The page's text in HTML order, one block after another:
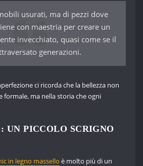
usurati, ma di pezzi dove
con maestria per creare un
invecchiato, quasi come se il
generazioni.
ci ricorda che la bellezza non
formale, ma nella storia che ogni
UN PICCOLO SCRIGNO
in legno massello è molto più di un